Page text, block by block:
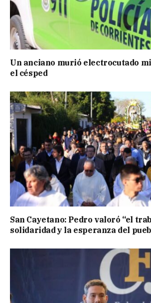
Un anciano murió electrocutado
el césped
San Cayetano: Pedro valoró “el
solidaridad y la esperanza del